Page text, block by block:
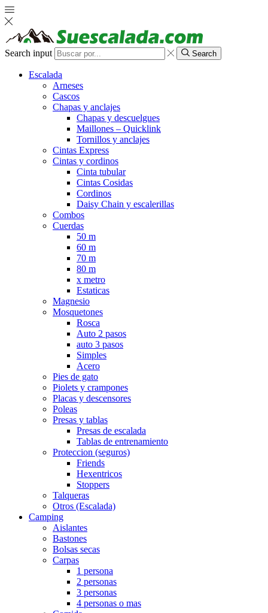
Search input Search
Escalada
Arneses
Cascos
Chapas y anclajes
Chapas y descuelgues
Maillones – Quicklink
Tornillos y anclajes
Cintas Express
Cintas y cordinos
Cinta tubular
Cintas Cosidas
Cordinos
Daisy Chain y escalerillas
Combos
Cuerdas
50 m
60 m
70 m
80 m
x metro
Estaticas
Magnesio
Mosquetones
Rosca
Auto 2 pasos
auto 3 pasos
Simples
Acero
Pies de gato
Piolets y crampones
Placas y descensores
Poleas
Presas y tablas
Presas de escalada
Tablas de entrenamiento
Proteccion (seguros)
Friends
Hexentricos
Stoppers
Talqueras
Otros (Escalada)
Camping
Aislantes
Bastones
Bolsas secas
Carpas
1 persona
2 personas
3 personas
4 personas o mas